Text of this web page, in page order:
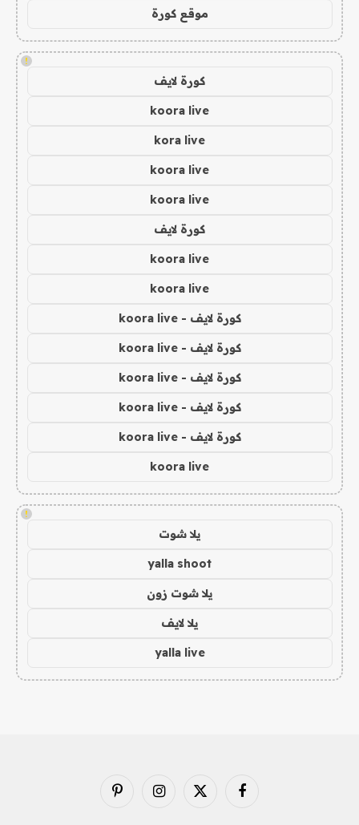
موقع كورة
!
كورة لايف
koora live
kora live
koora live
koora live
كورة لايف
koora live
koora live
كورة لايف - koora live
كورة لايف - koora live
كورة لايف - koora live
كورة لايف - koora live
كورة لايف - koora live
koora live
!
يلا شوت
yalla shoot
يلا شوت زون
يلا لايف
yalla live
فيسبوك X
الانستغرامبينتيريست